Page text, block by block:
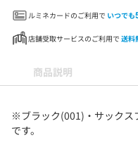
ルミネカードのご利用で いつでも
店舗受取サービスのご利用で 送料
商品説明
※ブラック(001)・サックス
です。